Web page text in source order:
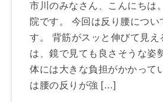
市川のみなさん、こんにちは
院です。 今回は反り腰につい
す。 背筋がスッと伸びて見え
は、鏡で見ても良さそうな姿
体には大きな負担がかかって
は腰の反りが強 […]